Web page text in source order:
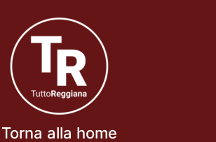
Torna alla home